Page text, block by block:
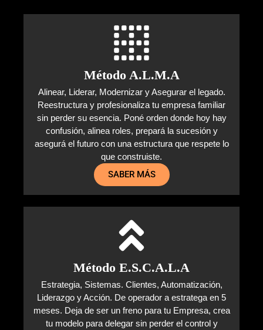
Método A.L.M.A
Alinear, Liderar, Modernizar y Asegurar el legado.
Reestructura y profesionaliza tu empresa familiar
sin perder su esencia. Poné orden donde hoy hay
confusión, alinea roles, prepará la sucesión y
asegurá el futuro con una estructura que respete lo
que construiste.
SABER MÁS
Método E.S.C.A.L.A
Estrategia, Sistemas. Clientes, Automatización,
Liderazgo y Acción. De operador a estratega en 5
meses. Deja de ser un freno para tu Empresa, crea
tu modelo para delegar sin perder el control y